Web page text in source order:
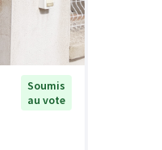
Soumis
au vote